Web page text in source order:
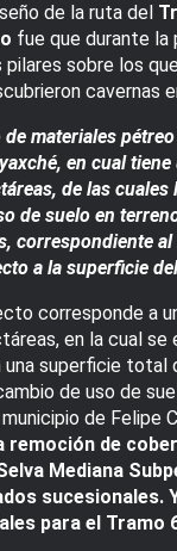
de la ruta del
fue que durante la
sobre los
cavernas
materiales
en cual
de las cuales
de suelo en
correspondiente
a la superficie
corresponde a
en la cual se
superficie total
de uso de
de Felipe
remoción de
Mediana
sucesionales.
para el Tramo